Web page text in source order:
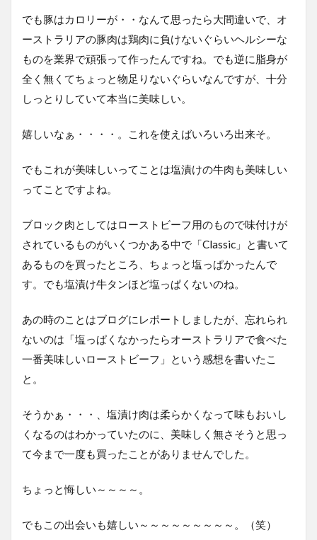
でも豚はカロリーが・・なんて思ったら大間違いで、オ
ーストラリアの豚肉は鶏肉に負けないぐらいヘルシーな
ものを業界で頑張って作ったんですね。でも逆に脂身が
全く無くてちょっと物足りないぐらいなんですが、十分
しっとりしていて本当に美味しい。
嬉しいなぁ・・・・。これを使えばいろいろ出来そ。
でもこれが美味しいってことは塩漬けの牛肉も美味しい
ってことですよね。
ブロック肉としてはローストビーフ用のもので味付けが
されているものがいくつかある中で「Classic」と書いて
あるものを買ったところ、ちょっと塩っぱかったんで
す。でも塩漬け牛タンほど塩っぱくないのね。
あの時のことはブログにレポートしましたが、忘れられ
ないのは「塩っぱくなかったらオーストラリアで食べた
一番美味しいローストビーフ」という感想を書いたこ
と。
そうかぁ・・・、塩漬け肉は柔らかくなって味もおいし
くなるのはわかっていたのに、美味しく無さそうと思っ
て今まで一度も買ったことがありませんでした。
ちょっと悔しい～～～～。
でもこの出会いも嬉しい～～～～～～～～～。（笑）